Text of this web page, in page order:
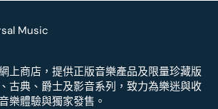
上商店，提供正版音樂產品及限量珍藏版
古典、爵士及影音系列，致力為樂迷與收
樂體驗與獨家發售。